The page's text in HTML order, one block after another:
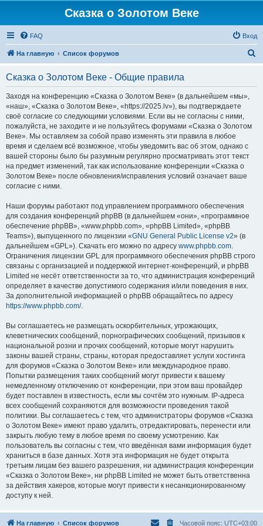
Сказка о Золотом Веке
FAQ Вход
На главную Список форумов
Сказка о Золотом Веке - Общие правила
Заходя на конференцию «Сказка о Золотом Веке» (в дальнейшем «мы»,
«наш», «Сказка о Золотом Веке», «https://2025.lv»), вы подтверждаете
своё согласие со следующими условиями. Если вы не согласны с ними,
пожалуйста, не заходите и не пользуйтесь форумами «Сказка о Золотом
Веке». Мы оставляем за собой право изменять эти правила в любое
время и сделаем всё возможное, чтобы уведомить вас об этом, однако с
вашей стороны было бы разумным регулярно просматривать этот текст
на предмет изменений, так как использование конференции «Сказка о
Золотом Веке» после обновления/исправления условий означает ваше
согласие с ними.
Наши форумы работают под управлением программного обеспечения
для создания конференций phpBB (в дальнейшем «они», «программное
обеспечение phpBB», «www.phpbb.com», «phpBB Limited», «phpBB
Teams»), выпущенного по лицензии «GNU General Public License v2» (в
дальнейшем «GPL»). Скачать его можно по адресу www.phpbb.com.
Ограничения лицензии GPL для программного обеспечения phpBB строго
связаны с организацией и поддержкой интернет-конференций, и phpBB
Limited не несёт ответственности за то, что администрация конференций
определяет в качестве допустимого содержания и/или поведения в них.
За дополнительной информацией о phpBB обращайтесь по адресу
https://www.phpbb.com/.
Вы соглашаетесь не размещать оскорбительных, угрожающих,
клеветнических сообщений, порнографических сообщений, призывов к
национальной розни и прочих сообщений, которые могут нарушить
законы вашей страны, страны, которая предоставляет услуги хостинга
для форумов «Сказка о Золотом Веке» или международное право.
Попытки размещения таких сообщений могут привести к вашему
немедленному отключению от конференции, при этом ваш провайдер
будет поставлен в известность, если мы сочтём это нужным. IP-адреса
всех сообщений сохраняются для возможности проведения такой
политики. Вы соглашаетесь с тем, что администраторы форумов «Сказка
о Золотом Веке» имеют право удалить, отредактировать, перенести или
закрыть любую тему в любое время по своему усмотрению. Как
пользователь вы согласны с тем, что введённая вами информация будет
храниться в базе данных. Хотя эта информация не будет открыта
третьим лицам без вашего разрешения, ни администрация конференции
«Сказка о Золотом Веке», ни phpBB Limited не может быть ответственна
за действия хакеров, которые могут привести к несанкционированному
доступу к ней.
На главную Список форумов Часовой пояс: UTC+03:00